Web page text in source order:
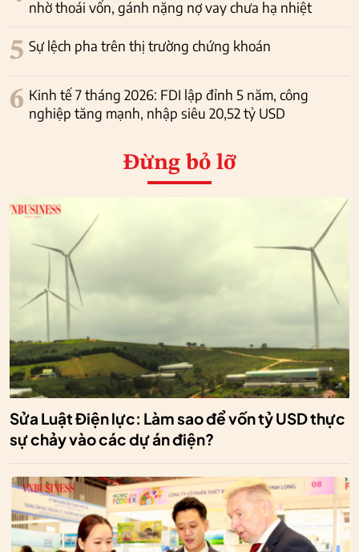
nhờ thoái vốn, gánh nặng nợ vay chưa hạ nhiệt
5 Sự lệch pha trên thị trường chứng khoán
6 Kinh tế 7 tháng 2026: FDI lập đỉnh 5 năm, công
nghiệp tăng mạnh, nhập siêu 20,52 tỷ USD
Đừng bỏ lỡ
Sửa Luật Điện lực: Làm sao để vốn tỷ USD thực
sự chảy vào các dự án điện?